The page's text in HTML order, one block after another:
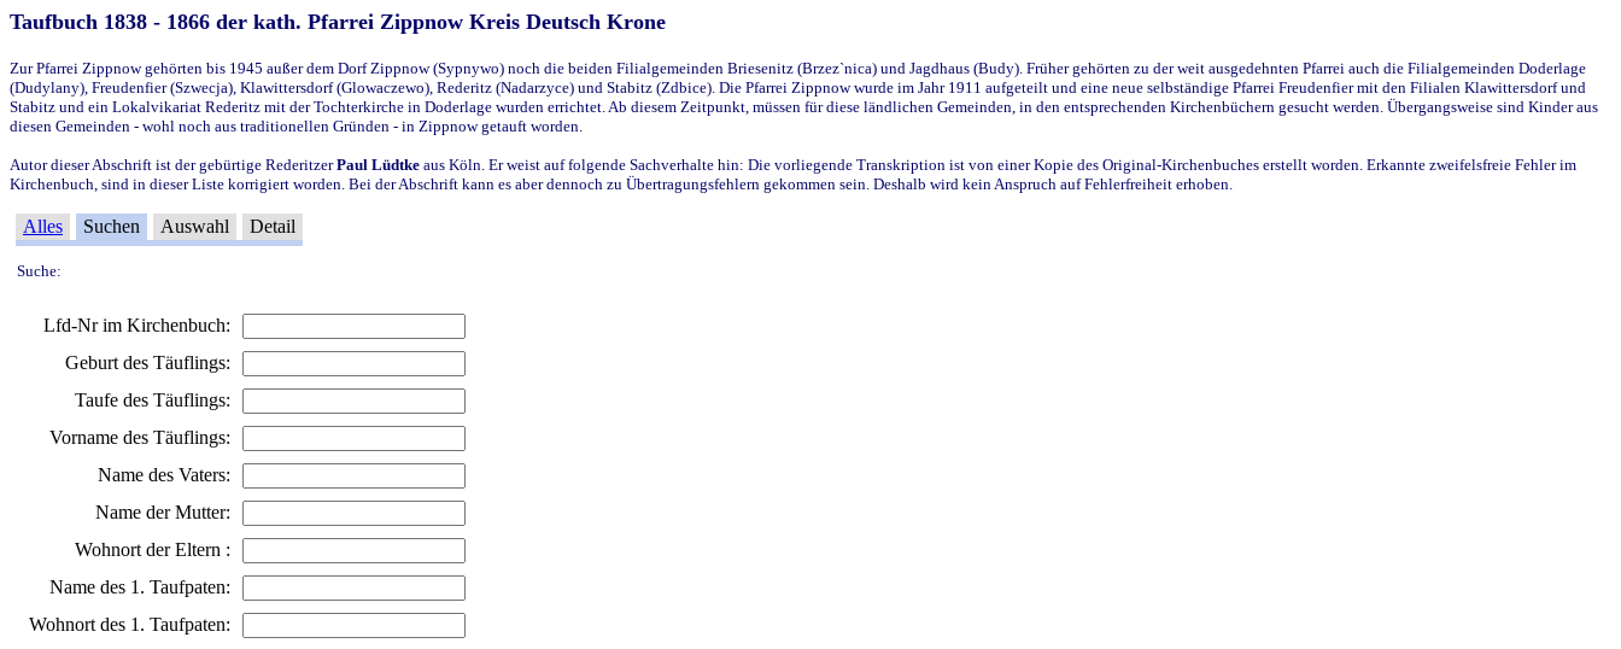
Taufbuch 1838 - 1866 der kath. Pfarrei Zippnow Kreis Deutsch Krone
Zur Pfarrei Zippnow gehörten bis 1945 außer dem Dorf Zippnow (Sypnywo) noch die beiden Filialgemeinden Briesenitz (Brzez`nica) und Jagdhaus (Budy). Früher gehörten zu der weit ausgedehnten Pfarrei auch die Filialgemeinden Doderlage
(Dudylany), Freudenfier (Szwecja), Klawittersdorf (Glowaczewo), Rederitz (Nadarzyce) und Stabitz (Zdbice). Die Pfarrei Zippnow wurde im Jahr 1911 aufgeteilt und eine neue selbständige Pfarrei Freudenfier mit den Filialen Klawittersdorf und
Stabitz und ein Lokalvikariat Rederitz mit der Tochterkirche in Doderlage wurden errichtet. Ab diesem Zeitpunkt, müssen für diese ländlichen Gemeinden, in den entsprechenden Kirchenbüchern gesucht werden. Übergangsweise sind Kinder aus
diesen Gemeinden - wohl noch aus traditionellen Gründen - in Zippnow getauft worden.
Autor dieser Abschrift ist der gebürtige RederitzerPaul Lüdtke aus Köln. Er weist auf folgende Sachverhalte hin: Die vorliegende Transkription ist von einer Kopie des Original-Kirchenbuches erstellt worden. Erkannte zweifelsfreie Fehler im
Kirchenbuch, sind in dieser Liste korrigiert worden. Bei der Abschrift kann es aber dennoch zu Übertragungsfehlern gekommen sein. Deshalb wird kein Anspruch auf Fehlerfreiheit erhoben.
Alles Suchen Auswahl Detail
Suche:
Lfd-Nr im Kirchenbuch:
Geburt des Täuflings:
Taufe des Täuflings:
Vorname des Täuflings:
Name des Vaters:
Name der Mutter:
Wohnort der Eltern :
Name des 1. Taufpaten:
Wohnort des 1. Taufpaten: